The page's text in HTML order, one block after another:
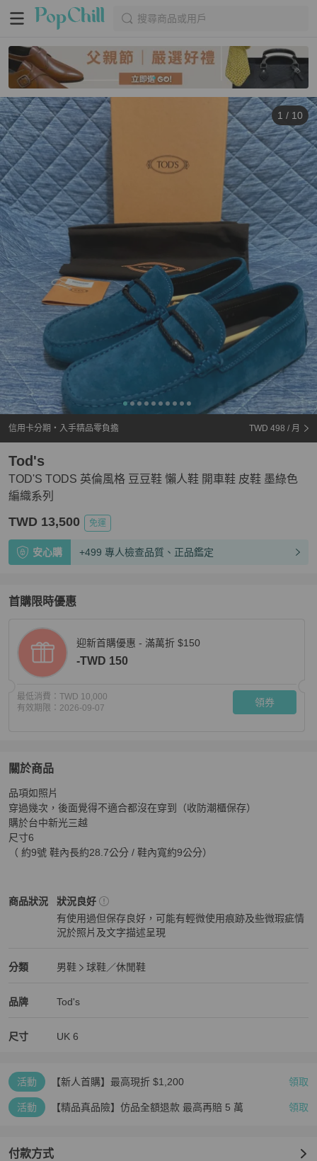
搜尋商品或用戶
1 / 10
信用卡分期・入手精品零負擔 TWD 498 / 月
TOD'S TODS 英倫風格 豆豆鞋 懶人鞋 開車鞋 皮鞋 墨綠色
編織系列
Tod's
TWD 13,500 免運
安心購 +499 專人檢查品質、正品鑑定
首購限時優惠
迎新首購優惠 - 滿萬折 $150
-TWD 150
最低消費： TWD 10,000
有效期限： 2026-09-07 領券
關於商品
關於TOD'S TODS 英倫風格 豆豆鞋 懶人鞋 開車鞋 皮鞋 墨綠
品項如照片
穿過幾次，後面覺得不適合都沒在穿到（收防潮櫃保存）
購於台中新光三越
尺寸6
（ 約9號 鞋內長約28.7公分 / 鞋內寬約9公分）
商品狀況
Tod's男鞋 商品狀態與細節
狀況良好
有使用過但保存良好，可能有輕微使用痕跡及些微瑕疵情
況於照片及文字描述呈現
分類
Tod's 分類資訊
男鞋
球鞋／休閒鞋
品牌
Tod's 男鞋品牌介紹
Tod's
Tod's 推薦清單
尺寸 UK 6
活動 【新人首購】最高現折 $1,200 領取
活動 【精品真品險】仿品全額退款 最高再賠 5 萬 領取
付款方式